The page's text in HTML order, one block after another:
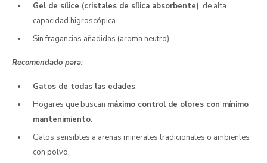
Gel de sílice (cristales de sílica absorbente), de alta
capacidad higroscópica.
Sin fragancias añadidas (aroma neutro).
Recomendado para:
Gatos de todas las edades.
Hogares que buscan máximo control de olores con mínimo
mantenimiento.
Gatos sensibles a arenas minerales tradicionales o ambientes
con polvo.